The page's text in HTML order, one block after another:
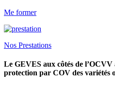
Me former
Nos Prestations
Le GEVES aux côtés de
protection par COV des variétés